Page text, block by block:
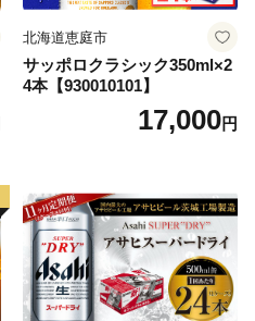
北海道恵庭市
サッポロクラシック350ml×2
4本【930010101】
17,000円